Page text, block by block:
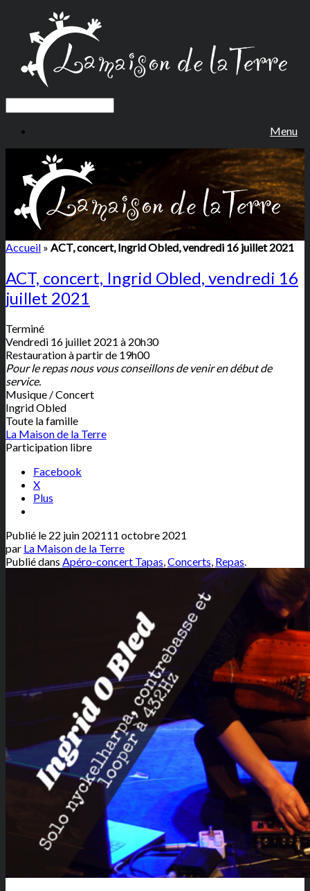
Menu
Accueil » ACT, concert, Ingrid Obled, vendredi 16 juillet 2021
ACT, concert, Ingrid Obled, vendredi 16
juillet 2021
Terminé
Vendredi 16 juillet 2021 à 20h30
Restauration à partir de 19h00
Pour le repas nous vous conseillons de venir en début de
service.
Musique / Concert
Ingrid Obled
Toute la famille
La Maison de la Terre
Participation libre
Facebook
X
Plus
Publié le 22 juin 202111 octobre 2021
par La Maison de la Terre
Publié dans Apéro-concert Tapas,Concerts, Repas.